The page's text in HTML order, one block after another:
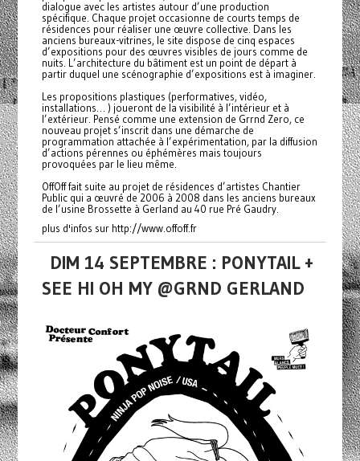
dialogue avec les artistes autour d’une production
spécifique. Chaque projet occasionne de courts temps de
résidences pour réaliser une œuvre collective. Dans les
anciens bureaux-vitrines, le site dispose de cinq espaces
d’expositions pour des œuvres visibles de jours comme de
nuits. L’architecture du bâtiment est un point de départ à
partir duquel une scénographie d’expositions est à imaginer.
Les propositions plastiques (performatives, vidéo,
installations… ) joueront de la visibilité à l’intérieur et à
l’extérieur. Pensé comme une extension de Grrnd Zero, ce
nouveau projet s’inscrit dans une démarche de
programmation attachée à l’expérimentation, par la diffusion
d’actions pérennes ou éphémères mais toujours
provoquées par le lieu même.
OffOff fait suite au projet de résidences d’artistes Chantier
Public qui a œuvré de 2006 à 2008 dans les anciens bureaux
de l’usine Brossette à Gerland au 40 rue Pré Gaudry.
plus d'infos sur http://www.offoff.fr
DIM 14 SEPTEMBRE : PONYTAIL +
SEE HI OH MY @GRND GERLAND